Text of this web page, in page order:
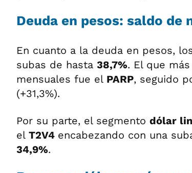
Deuda en pesos: saldo de
En cuanto a la deuda en pesos,
subas de hasta 38,7%. El que
mensuales fue el PARP, seguido
(+31,3%).
Por su parte, el segmento dólar
el T2V4 encabezando con una
34,9%.